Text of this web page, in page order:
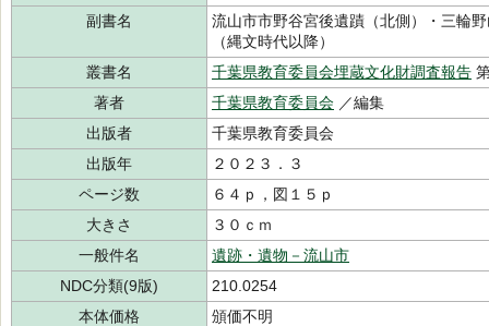
副書名
流山市市野谷宮後遺蹟（北側）・三輪
（縄文時代以降）
叢書名
千葉県教育委員会埋蔵文化財調査報告
著者
千葉県教育委員会 ／編集
出版者
千葉県教育委員会
出版年
２０２３．３
ページ数
６４ｐ，図１５ｐ
大きさ
３０ｃｍ
一般件名
遺跡・遺物－流山市
NDC分類(9版)
210.0254
本体価格
頒価不明